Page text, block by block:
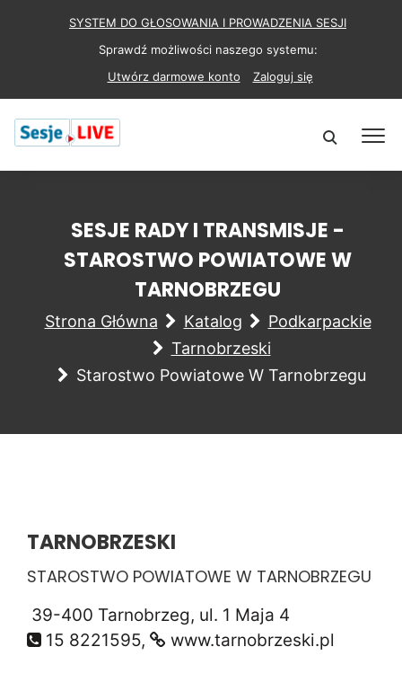
SYSTEM DO GŁOSOWANIA I PROWADZENIA SESJI
Sprawdź możliwości naszego systemu:
Utwórz darmowe konto
Zaloguj się
SESJE RADY I TRANSMISJE -
STAROSTWO POWIATOWE W
TARNOBRZEGU
Strona Główna Katalog
Podkarpackie
Tarnobrzeski
Starostwo Powiatowe W Tarnobrzegu
TARNOBRZESKI
STAROSTWO POWIATOWE W TARNOBRZEGU
39-400 Tarnobrzeg, ul. 1 Maja 4
15 8221595,
www.tarnobrzeski.pl